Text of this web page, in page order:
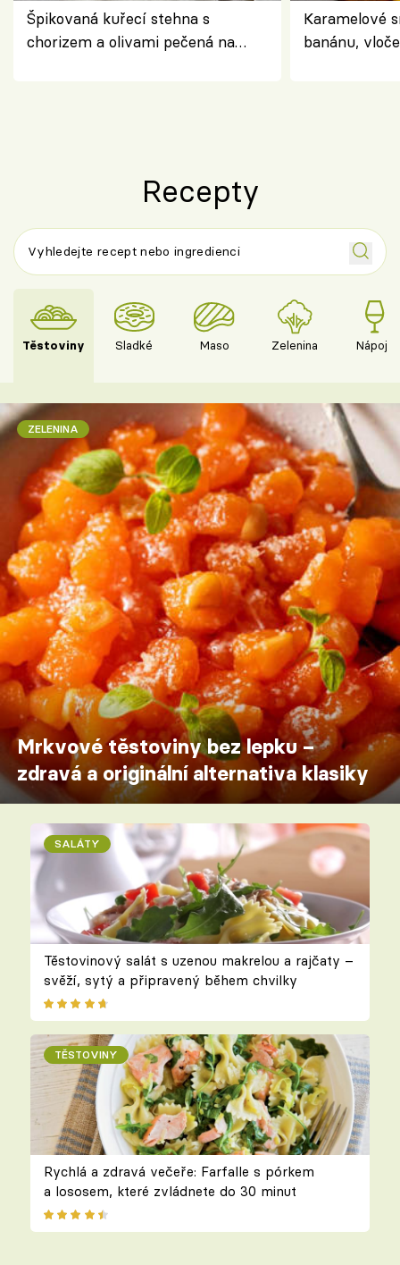
Špikovaná kuřecí stehna s
chorizem a olivami pečená na
Karamelové
banánu,
Recepty
Těstoviny Sladké Maso Zelenina Nápoje
ZELENINA
Mrkvové těstoviny bez lepku –
zdravá a originální alternativa klasiky
SALÁTY
Těstovinový salát s uzenou makrelou a rajčaty –
svěží, sytý a připravený během chvilky
TĚSTOVINY
Rychlá a zdravá večeře: Farfalle s pórkem
a lososem, které zvládnete do 30 minut